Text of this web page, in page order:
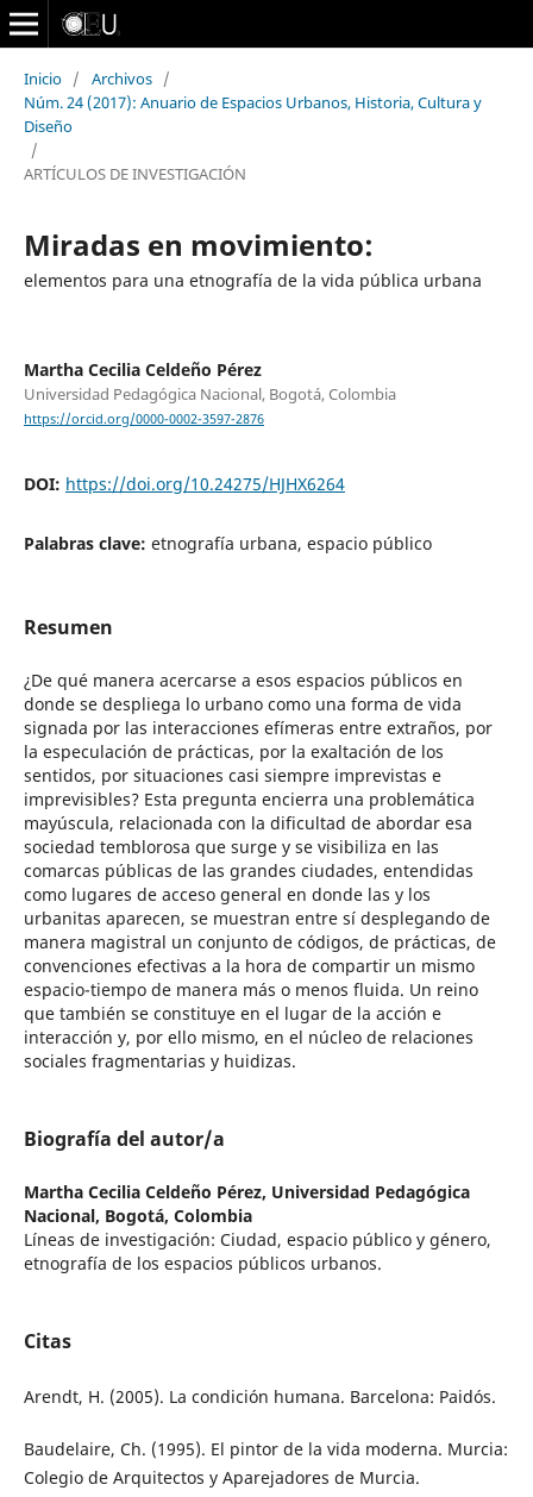
Inicio / Archivos /
Núm. 24 (2017): Anuario de Espacios Urbanos, Historia, Cultura y
Diseño
/
ARTÍCULOS DE INVESTIGACIÓN
Miradas en movimiento:
elementos para una etnografía de la vida pública urbana
Martha Cecilia Celdeño Pérez
Universidad Pedagógica Nacional, Bogotá, Colombia
https://orcid.org/0000-0002-3597-2876
DOI: https://doi.org/10.24275/HJHX6264
Palabras clave: etnografía urbana, espacio público
Resumen
¿De qué manera acercarse a esos espacios públicos en
donde se despliega lo urbano como una forma de vida
signada por las interacciones efímeras entre extraños, por
la especulación de prácticas, por la exaltación de los
sentidos, por situaciones casi siempre imprevistas e
imprevisibles? Esta pregunta encierra una problemática
mayúscula, relacionada con la dificultad de abordar esa
sociedad temblorosa que surge y se visibiliza en las
comarcas públicas de las grandes ciudades, entendidas
como lugares de acceso general en donde las y los
urbanitas aparecen, se muestran entre sí desplegando de
manera magistral un conjunto de códigos, de prácticas, de
convenciones efectivas a la hora de compartir un mismo
espacio-tiempo de manera más o menos fluida. Un reino
que también se constituye en el lugar de la acción e
interacción y, por ello mismo, en el núcleo de relaciones
sociales fragmentarias y huidizas.
Biografía del autor/a
Martha Cecilia Celdeño Pérez, Universidad Pedagógica
Nacional, Bogotá, Colombia
Líneas de investigación: Ciudad, espacio público y género,
etnografía de los espacios públicos urbanos.
Citas
Arendt, H. (2005). La condición humana. Barcelona: Paidós.
Baudelaire, Ch. (1995). El pintor de la vida moderna. Murcia:
Colegio de Arquitectos y Aparejadores de Murcia.